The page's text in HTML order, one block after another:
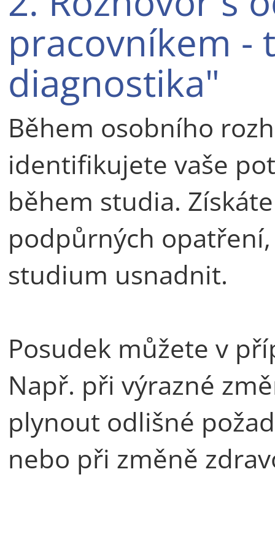
pracovníkem -
diagnostika"
Během osobního
identifikujete vaše
během studia.
podpůrných
studium usnadnit.
Posudek můžete v
Např. při výrazné
plynout odlišné
nebo při změně